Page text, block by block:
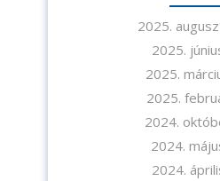
2025.
2025.
2025.
2025.
2024.
2024.
2024.